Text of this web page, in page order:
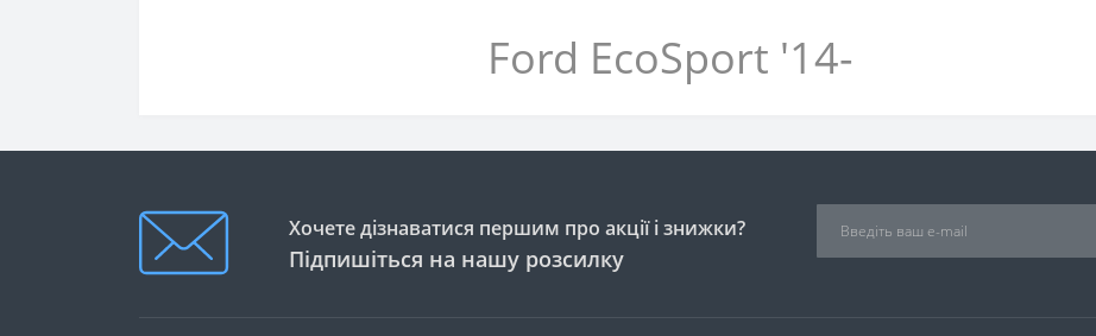
Ford EcoSport '14-
Хочете дізнаватися першим про акції і знижки?
Підпишіться на нашу розсилку